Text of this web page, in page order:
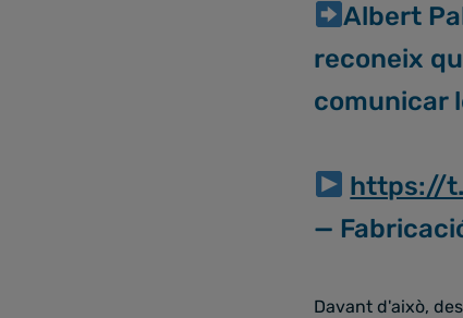
Albert
reconeix
comunicar
https://
—
Davant d'això,